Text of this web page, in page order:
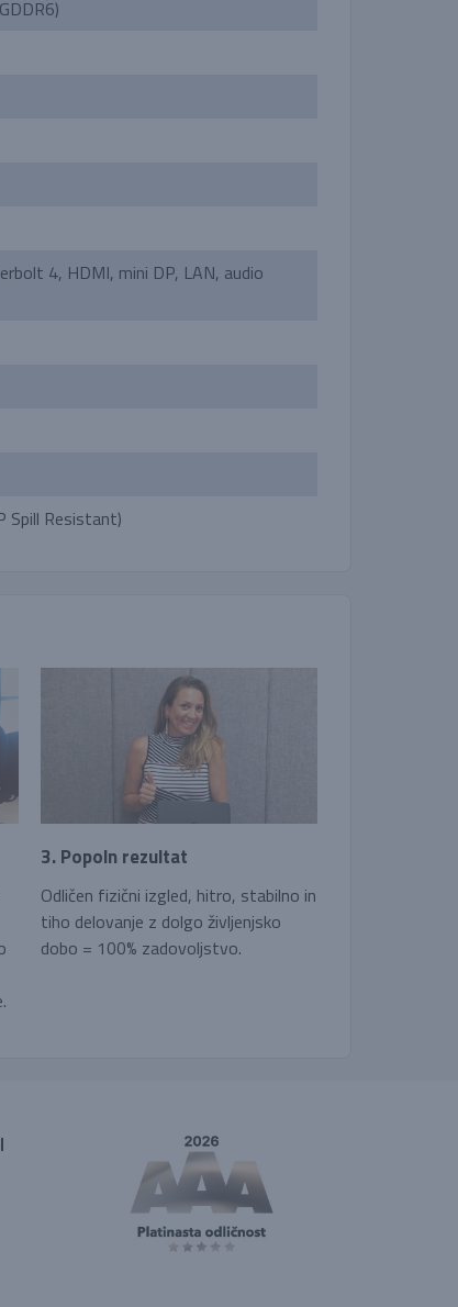
4, HDMI, mini DP, LAN, audio
Spill Resistant)
3. Popoln rezultat
Odličen fizični izgled, hitro, stabilno in
tiho delovanje z dolgo življenjsko
dobo = 100% zadovoljstvo.